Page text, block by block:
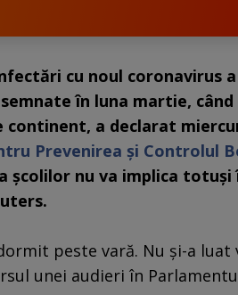
cu noul coronavirus
în luna martie,
continent, a declarat
Prevenirea şi Controlul
şcolilor nu va implica totuşi
peste vară. Nu şi-a luat
unei audieri în